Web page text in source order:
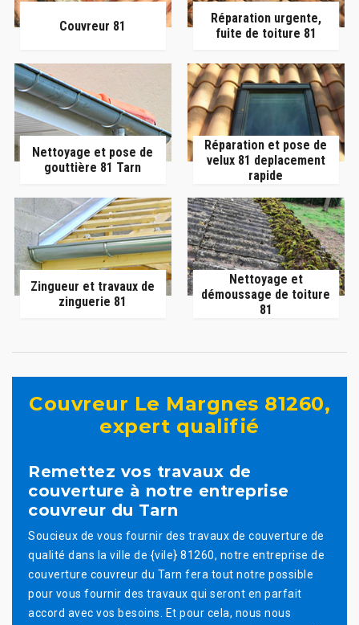
Couvreur 81
Réparation urgente,
fuite de toiture 81
Nettoyage et pose de
gouttière 81 Tarn
Réparation et pose de
velux 81 deplacement
rapide
Zingueur et travaux de
zinguerie 81
Nettoyage et
démoussage de toiture
81
Couvreur Le Margnes 81260,
expert qualifié
Remettez vos travaux de
couverture à notre entreprise
couvreur du Tarn
Soucieux de vous fournir des travaux de couverture de
qualité dans la ville de {vile} 81260, notre entreprise de
couverture couvreur du Tarn fera tout notre possible
pour vous fournir des travaux qui seront en parfait
accord avec vos besoins. Et pour cela, nous nous